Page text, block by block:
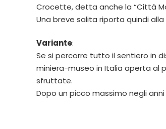
Crocette, detta anche la “Città
Una breve salita riporta quindi
Variante:
Se si percorre tutto il sentiero in
miniera-museo in Italia aperta al
sfruttate.
Dopo un picco massimo negli